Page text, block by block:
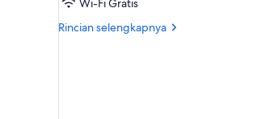
Comfort
Single
Wi-Fi Gratis
Rincian selengkapnya
Rincian